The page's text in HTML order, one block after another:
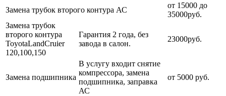
Замена трубок второго контура АС
от 15000 до
35000руб.
Замена трубок
второго контура
ToyotaLandCruier
120,100,150
Гарантия 2 года, без
завода в салон.
23000руб.
Замена подшипника
В услугу входит снятие
компрессора, замена
подшипника, заправка
АС
от 5000 руб.